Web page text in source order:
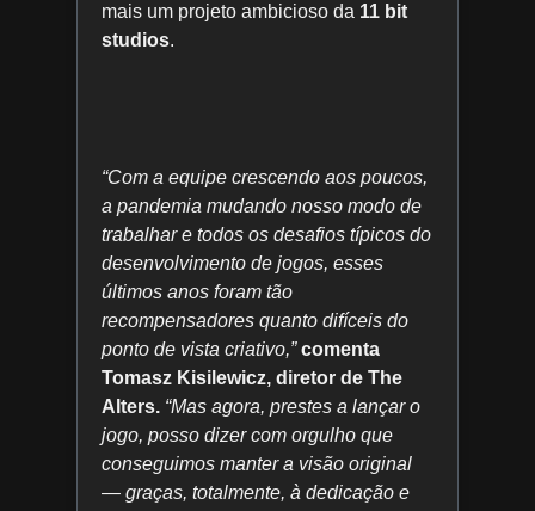
mais um projeto ambicioso da 11 bit
studios.
“Com a equipe crescendo aos poucos,
a pandemia mudando nosso modo de
trabalhar e todos os desafios típicos do
desenvolvimento de jogos, esses
últimos anos foram tão
recompensadores quanto difíceis do
ponto de vista criativo,”comenta
Tomasz Kisilewicz, diretor de The
Alters. “Mas agora, prestes a lançar o
jogo, posso dizer com orgulho que
conseguimos manter a visão original
— graças, totalmente, à dedicação e